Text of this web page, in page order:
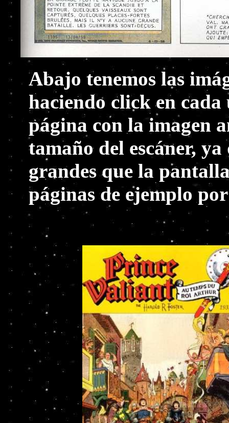
Abajo tenemos las
haciendo click en
página con la imagen
tamaño del escáner,
grandes que la
páginas de ejemplo